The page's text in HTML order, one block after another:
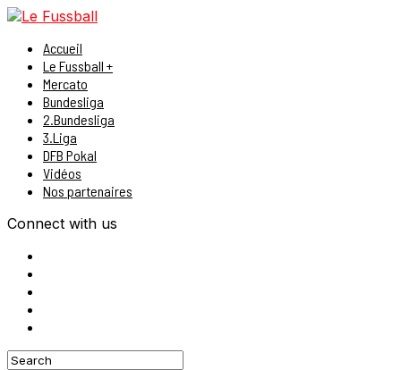
Accueil
Le Fussball +
Mercato
Bundesliga
2.Bundesliga
3.Liga
DFB Pokal
Vidéos
Nos partenaires
Connect with us